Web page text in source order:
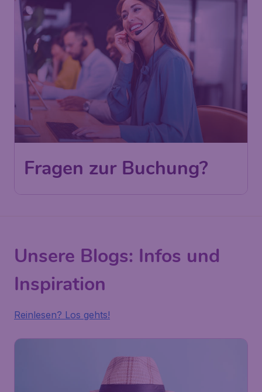
Fragen zur Buchung?
Unsere Blogs: Infos und
Inspiration
Reinlesen? Los gehts!